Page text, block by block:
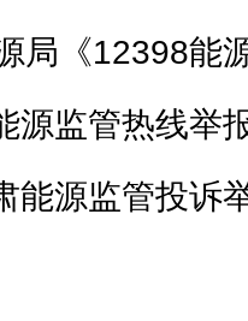
局《12398能
源监管热线举
能源监管投诉